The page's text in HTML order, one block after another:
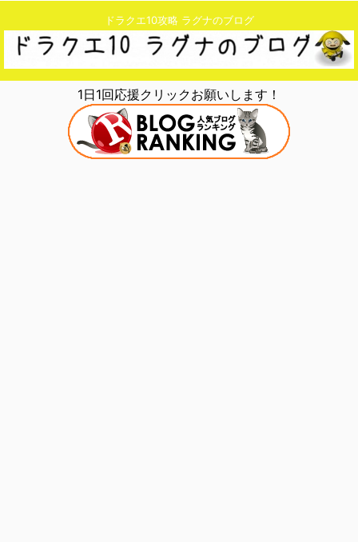
ドラクエ10攻略 ラグナのブログ
1日1回応援クリックお願いします！